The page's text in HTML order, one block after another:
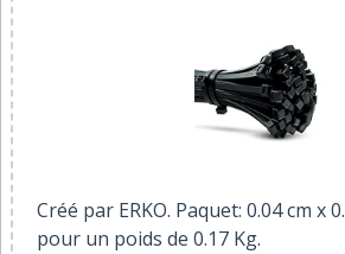
Créé par ERKO. Paquet: 0.04 cm x
pour un poids de 0.17 Kg.